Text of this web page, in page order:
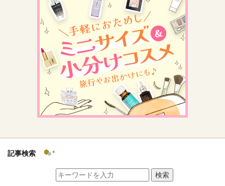
ライフスタイル
検索
記事検索
検索